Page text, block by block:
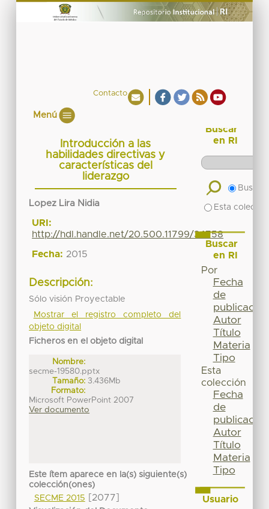
Contacto
Menú
Introducción a las
habilidades directivas y
características del
liderazgo
Lopez Lira Nidia
URI:
http://hdl.handle.net/20.500.11799/34758
Fecha: 2015
Descripción:
Sólo visión Proyectable
Mostrar el registro completo del
objeto digital
Ficheros en el objeto digital
Nombre:
secme-19580.pptx
Tamaño: 3.436Mb
Formato:
Microsoft PowerPoint 2007
Ver documento
Este ítem aparece en la(s) siguiente(s)
colección(ones)
SECME 2015
[2077]
Buscar
en RI
Buscar
Esta
Buscar
en RI
Por
Fecha
de
publicación
Autor
Título
Materia
Tipo
Esta
colección
Fecha
de
publicación
Autor
Título
Materia
Tipo
Usuario